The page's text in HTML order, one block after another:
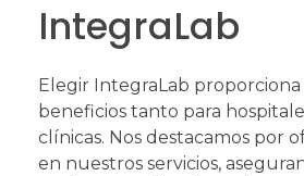
IntegraLab
Elegir IntegraLab
beneficios tanto para
clínicas. Nos destacamos por
en nuestros servicios,